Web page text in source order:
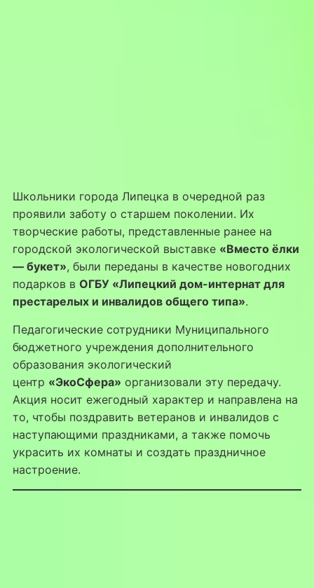
Школьники города Липецка в очередной раз
проявили заботу о старшем поколении. Их
творческие работы, представленные ранее на
городской экологической выставке «Вместо ёлки
— букет», были переданы в качестве новогодних
подарков в ОГБУ «Липецкий дом-интернат для
престарелых и инвалидов общего типа».
Педагогические сотрудники Муниципального
бюджетного учреждения дополнительного
образования экологический
центр «ЭкоСфера» организовали эту передачу.
Акция носит ежегодный характер и направлена на
то, чтобы поздравить ветеранов и инвалидов с
наступающими праздниками, а также помочь
украсить их комнаты и создать праздничное
настроение.